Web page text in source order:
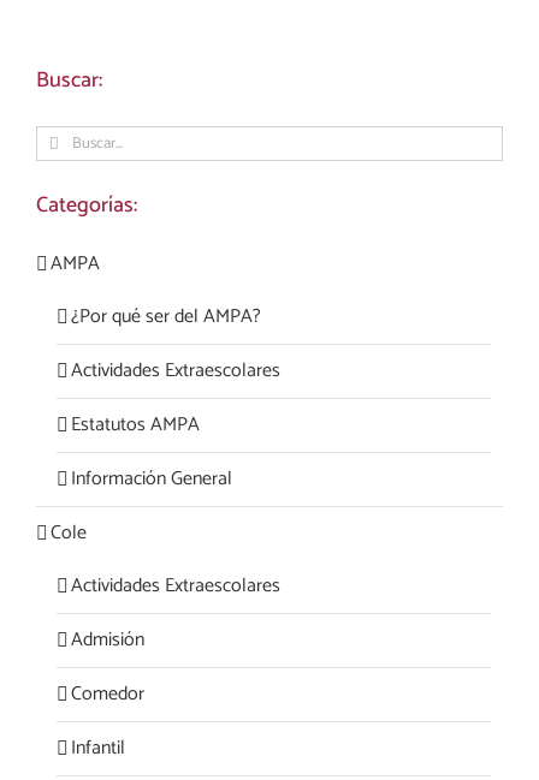
Buscar:
Buscar:
Categorías:
AMPA
¿Por qué ser del AMPA?
Actividades Extraescolares
Estatutos AMPA
Información General
Cole
Actividades Extraescolares
Admisión
Comedor
Infantil